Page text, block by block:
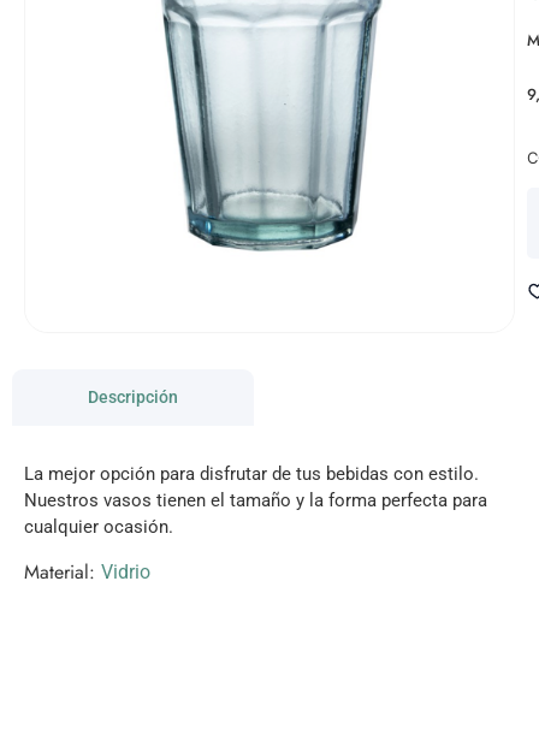
Descripción
La mejor opción para disfrutar de tus bebidas con estilo.
Nuestros vasos tienen el tamaño y la forma perfecta para
cualquier ocasión.
Material: Vidrio